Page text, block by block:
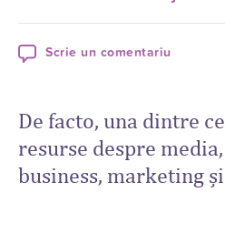
Scrie un comentariu
De facto, una dintre
resurse despre
business, marketing